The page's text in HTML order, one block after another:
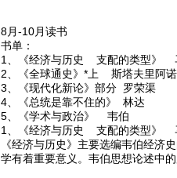
8月-10月读书
书单：
1、《经济与历史 支配的类型》
2、《全球通史》*上 斯塔夫里阿
3、《现代化新论》部分 罗荣渠
4、《总统是靠不住的》 林达
5、《学术与政治》 韦伯
1、《经济与历史 支配的类型》
《经济与历史》主要选编韦伯经济
学有着重要意义。韦伯思想论述中